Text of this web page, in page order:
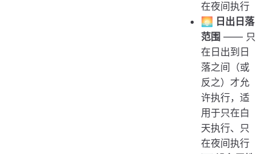
在夜间执行
🌅 日出日落
范围 —— 只
在日出到日
落之间（或
反之）才允
许执行，适
用于只在白
天执行、只
在夜间执行